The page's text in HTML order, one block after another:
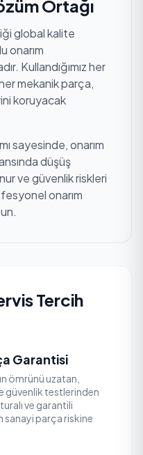
Ortağı
global kalite
onarım
Kullandığımız her
mekanik parça,
koruyacak
sayesinde, onarım
düşüş
ve güvenlik riskleri
onarım
Tercih
Garantisi
ömrünü uzatan,
güvenlik testlerinden
ve garantili
sanayi parça riskine